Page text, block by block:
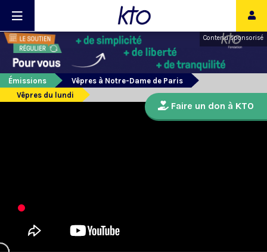
Contenu sponsorisé
Émissions
Vêpres à Notre-Dame de Paris
Vêpres du lundi
Faire un don à KTO